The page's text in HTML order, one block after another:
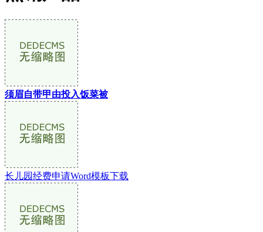
须眉自带甲由投入饭菜被
长儿园经费申请Word模板下载